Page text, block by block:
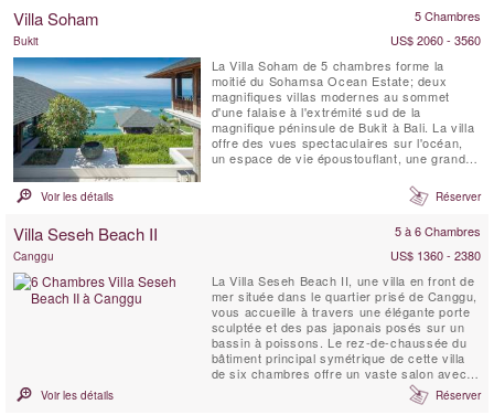
de la plage de Seminyak @ KuDeTa. La Villa
Villa Soham 5 Chambres
Bukit
US$ 2060 - 3560
La Villa Soham de 5 chambres forme la
moitié du Sohamsa Ocean Estate; deux
magnifiques villas modernes au sommet
d'une falaise à l'extrémité sud de la
magnifique péninsule de Bukit à Bali. La villa
offre des vues spectaculaires sur l'océan,
un espace de vie époustouflant, une grande
massage. Entièrement équipée, y compris un
chef qualifié et un chauffeur avec une
Voir les détails Réserver
Villa Seseh Beach II 5 à 6 Chambres
Canggu
US$ 1360 - 2380
La Villa Seseh Beach II, une villa en front de
mer située dans le quartier prisé de Canggu,
vous accueille à travers une élégante porte
sculptée et des pas japonais posés sur un
bassin à poissons. Le rez-de-chaussée du
bâtiment principal symétrique de cette villa
de six chambres offre un vaste salon avec
un espace télévision, un bar et un coin
détente. D’un côté se trouvent une chambre
Voir les détails Réserver